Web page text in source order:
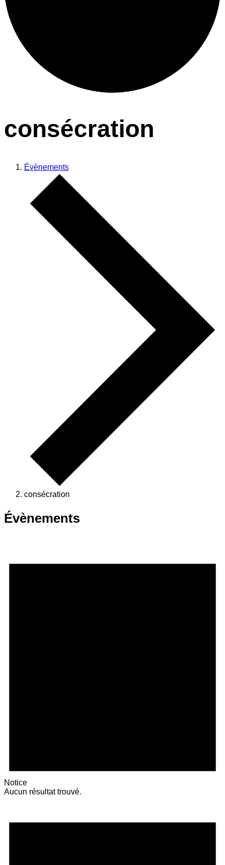
consécration
Évènements
consécration
Évènements
Notice
Aucun résultat trouvé.